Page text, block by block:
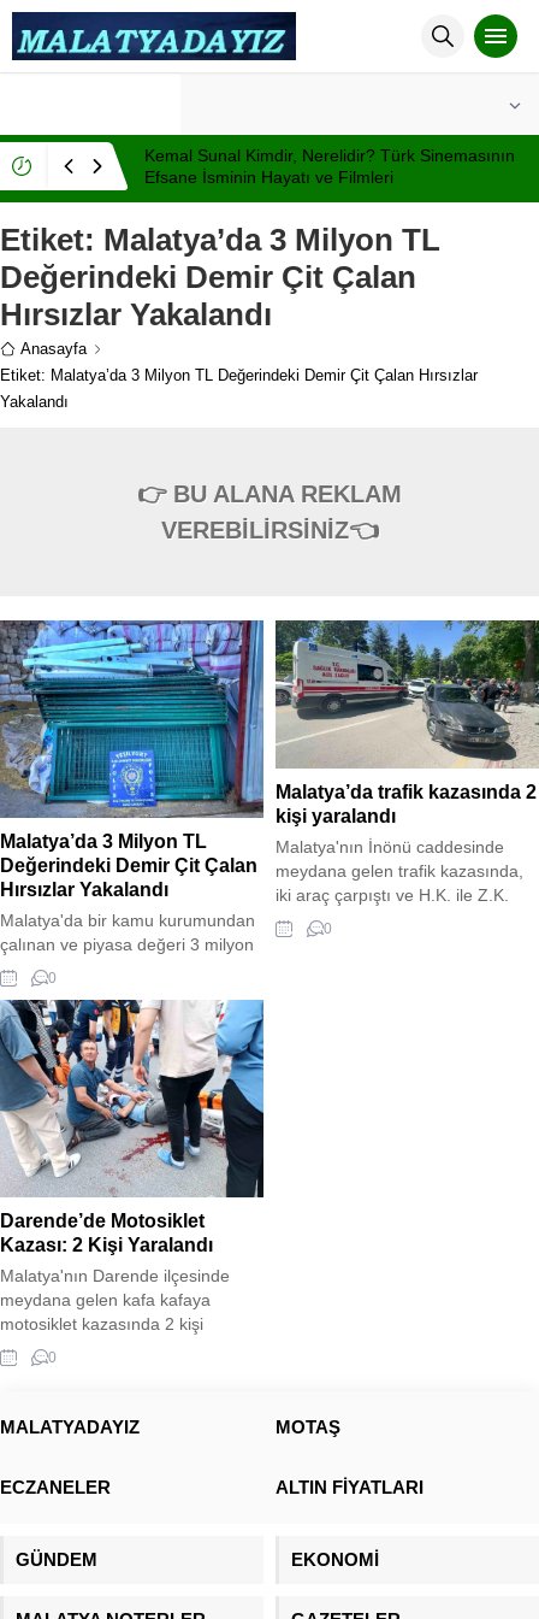
Kemal Sunal Kimdir, Nerelidir? Türk Sinemasının
Efsane İsminin Hayatı ve Filmleri
Etiket: Malatya’da 3 Milyon TL
Değerindeki Demir Çit Çalan
Hırsızlar Yakalandı
Anasayfa
Etiket: Malatya’da 3 Milyon TL Değerindeki Demir Çit Çalan Hırsızlar
Yakalandı
👉 BU ALANA REKLAM
VEREBİLİRSİNİZ👈
Malatya’da 3 Milyon TL
Değerindeki Demir Çit Çalan
Hırsızlar Yakalandı
Malatya'da bir kamu kurumundan
çalınan ve piyasa değeri 3 milyon
TL'yi bulan 900 metre demir çit
çalan 2 şüpheli, polis tarafından
yakalandı. Çalınan malzemenin bir
kısmı ele geçirilirken şüpheliler
adliyeye sevk edildi.
0
Malatya’da trafik kazasında 2
kişi yaralandı
Malatya'nın İnönü caddesinde
meydana gelen trafik kazasında,
iki araç çarpıştı ve H.K. ile Z.K.
isimli kişiler yaralandı. Olay yerine
polis ve sağlık ekipleri sevk edildi
0
Darende’de Motosiklet
Kazası: 2 Kişi Yaralandı
Malatya'nın Darende ilçesinde
meydana gelen kafa kafaya
motosiklet kazasında 2 kişi
yaralandı. Yaralılar ambulansla
hastaneye kaldırıldı.
0
MALATYADAYIZ MOTAŞ
ECZANELER ALTIN FİYATLARI
GÜNDEM EKONOMİ